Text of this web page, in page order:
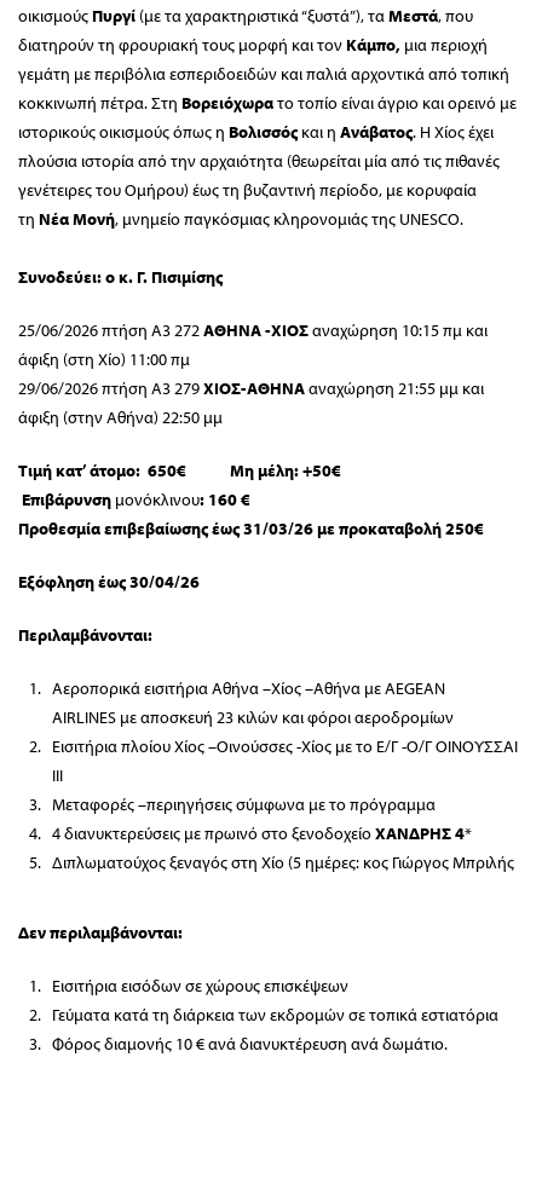
οικισμούς Πυργί (με τα χαρακτηριστικά “ξυστά”), ταΜεστά, που
διατηρούν τη φρουριακή τους μορφή και τον Κάμπο, μια περιοχή
γεμάτη με περιβόλια εσπεριδοειδών και παλιά αρχοντικά από τοπική
κοκκινωπή πέτρα. Στη Βορειόχωρατο τοπίο είναι άγριο και ορεινό με
ιστορικούς οικισμούςόπως η Βολισσόςκαι η Ανάβατος. Η Χίος έχει
πλούσια ιστορία από την αρχαιότητα (θεωρείται μία από τις πιθανές
γενέτειρες του Ομήρου) έως τη βυζαντινή περίοδο, με κορυφαία
τη Νέα Μονή, μνημείο παγκόσμιας κληρονομιάς της UNESCO.
Συνοδεύει: ο κ. Γ. Πισιμίσης
25/06/2026 πτήση Α3 272ΑΘΗΝΑ -ΧΙΟΣαναχώρηση 10:15 πμ και
άφιξη (στη Χίο) 11:00 πμ
29/06/2026 πτήση Α3 279ΧΙΟΣ-ΑΘΗΝΑαναχώρηση 21:55 μμ και
άφιξη (στην Αθήνα) 22:50 μμ
Τιμή κατ’ άτομο: 650€ Μη μέλη: +50€
Επιβάρυνση μονόκλινου: 160 €
Προθεσμία επιβεβαίωσης έως 31/03/26 με προκαταβολή 250€
Εξόφληση έως 30/04/26
Περιλαμβάνονται:
Αεροπορικά εισιτήρια Αθήνα –Χίος –Αθήνα με AEGEAN
AIRLINES με αποσκευή 23 κιλών και φόροι αεροδρομίων
Εισιτήρια πλοίου Χίος –Οινούσσες -Χίος με το Ε/Γ -Ο/Γ ΟΙΝΟΥΣΣΑΙ
ΙΙΙ
Μεταφορές –περιηγήσεις σύμφωνα με το πρόγραμμα
4 διανυκτερεύσεις με πρωινό στο ξενοδοχείοΧΑΝΔΡΗΣ 4*
Διπλωματούχος ξεναγός στη Χίο (5 ημέρες: κος Γιώργος Μπριλής
Δεν περιλαμβάνονται:
Εισιτήρια εισόδων σε χώρους επισκέψεων
Γεύματα κατά τη διάρκεια των εκδρομών σε τοπικά εστιατόρια
Φόρος διαμονής 10 € ανά διανυκτέρευση ανά δωμάτιο.